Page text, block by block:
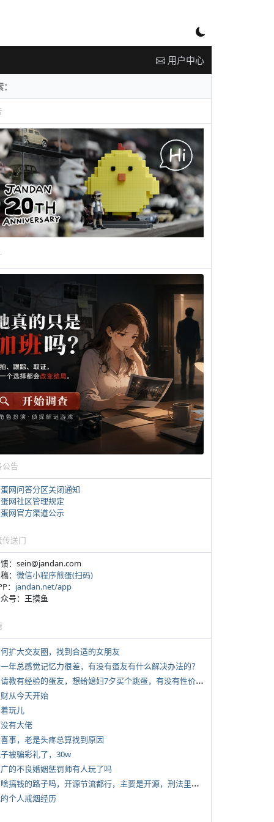
用户中心
公告
网问答分区关闭通知
网社区管理规定
网官方渠道公示
传送门
：sein@jandan.com
： 微信小程序煎蛋(扫码)
： jandan.net/app
号：王摸鱼
扩大交友圈，找到合适的女朋友
年总感觉记忆力很差，有没有蛋友有什么解决办法的？
*
想请教有经验的蛋友，想给媳妇7夕买个跳蛋，有没有性价比高的推荐
从今天开始
玩儿
有大佬
事，老是头疼总算找到原因
被骗彩礼了，30w
的不良婚姻惩罚师有人玩了吗
*
有啥搞钱的路子吗，开源节流都行，主要是开源，刑法里的咱不做
个人戒烟经历